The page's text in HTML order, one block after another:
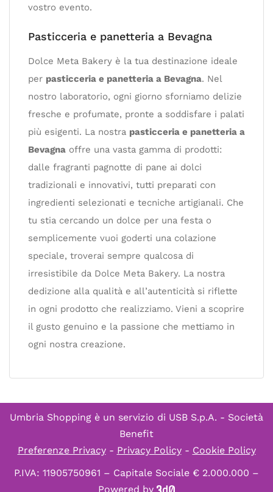
vostro evento.
Pasticceria e panetteria a Bevagna
Dolce Meta Bakery è la tua destinazione ideale
per pasticceria e panetteria a Bevagna. Nel
nostro laboratorio, ogni giorno sforniamo delizie
fresche e profumate, pronte a soddisfare i palati
più esigenti. La nostra pasticceria e panetteria a
Bevagna offre una vasta gamma di prodotti:
dalle fragranti pagnotte di pane ai dolci
tradizionali e innovativi, tutti preparati con
ingredienti selezionati e tecniche artigianali. Che
tu stia cercando un dolce per una festa o
semplicemente vuoi goderti una colazione
speciale, troverai sempre qualcosa di
irresistibile da Dolce Meta Bakery. La nostra
dedizione alla qualità e all’autenticità si riflette
in ogni prodotto che realizziamo. Vieni a scoprire
il gusto genuino e la passione che mettiamo in
ogni nostra creazione.
Umbria Shopping è un servizio di USB S.p.A. - Società
Benefit
Preferenze Privacy- Privacy Policy- Cookie Policy
P.IVA: 11905750961 – Capitale Sociale € 2.000.000 –
Powered by